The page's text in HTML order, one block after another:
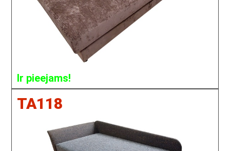
Ir pieejams!
TA118